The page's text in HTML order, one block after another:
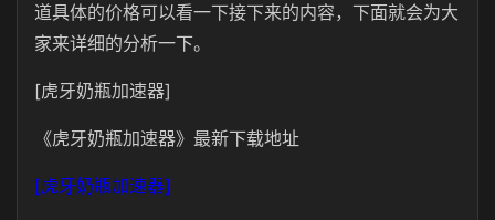
道具体的价格可以看一下接下来的内容，下面就会为大
家来详细的分析一下。
[虎牙奶瓶加速器]
《虎牙奶瓶加速器》最新下载地址
[虎牙奶瓶加速器]